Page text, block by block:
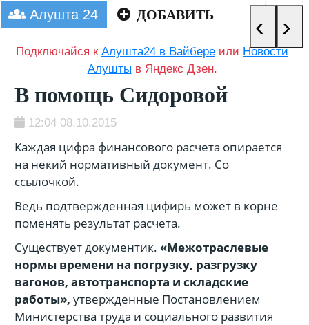
Алушта 24 ДОБАВИТЬ
Подключайся кАлушта24 в Вайбере или Новости
Алушты в Яндекс Дзен.
В помощь Сидоровой
12:04 08.10.2015
Каждая цифра финансового расчета опирается
на некий нормативный документ. Со
ссылочкой.
Ведь подтвержденная цифирь может в корне
поменять результат расчета.
Существует документик. «Межотраслевые
нормы времени на погрузку, разгрузку
вагонов, автотранспорта и складские
работы», утвержденные Постановлением
Министерства труда и социального развития
‹ ›